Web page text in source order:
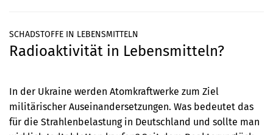
Veranstaltungen
0
SCHADSTOFFE IN LEBENSMITTELN
Radioaktivität in Lebensmitteln?
In der Ukraine werden Atomkraftwerke zum Ziel
militärischer Auseinandersetzungen. Was bedeutet das
für die Strahlenbelastung in Deutschland und sollte man